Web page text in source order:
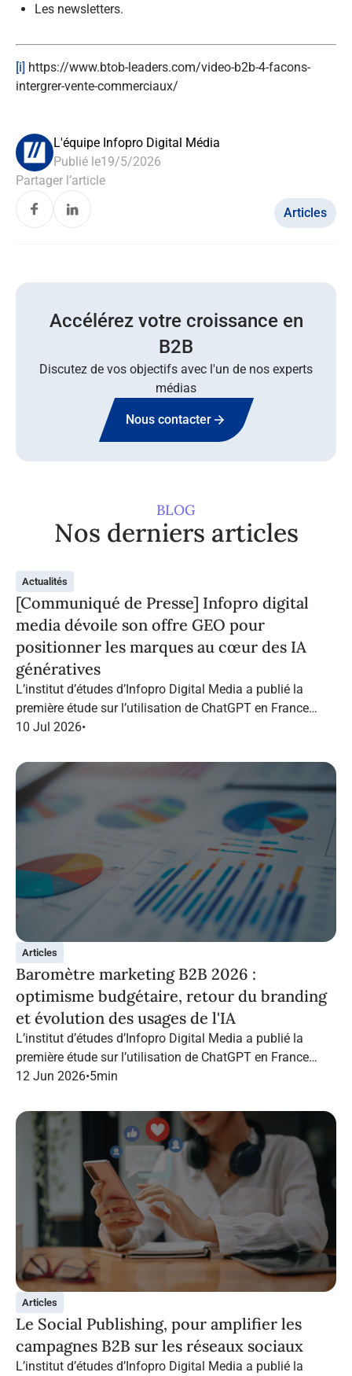
Les newsletters.
[i] https://www.btob-leaders.com/video-b2b-4-facons-
intergrer-vente-commerciaux/
L'équipe Infopro Digital Média
Publié le19/5/2026
Partager l’article
Articles
Accélérez votre croissance en
B2B
Discutez de vos objectifs avec l'un de nos experts
médias
Nous contacter
BLOG
Nos derniers articles
Actualités
[Communiqué de Presse] Infopro digital
media dévoile son offre GEO pour
positionner les marques au cœur des IA
génératives
L’institut d’études d’Infopro Digital Media a publié la
première étude sur l’utilisation de ChatGPT en France
dans le marketing B2B.
10 Jul 2026•
Articles
Baromètre marketing B2B 2026 :
optimisme budgétaire, retour du branding
et évolution des usages de l'IA
L’institut d’études d’Infopro Digital Media a publié la
première étude sur l’utilisation de ChatGPT en France
dans le marketing B2B.
12 Jun 2026•5min
Articles
Le Social Publishing, pour amplifier les
campagnes B2B sur les réseaux sociaux
L’institut d’études d’Infopro Digital Media a publié la